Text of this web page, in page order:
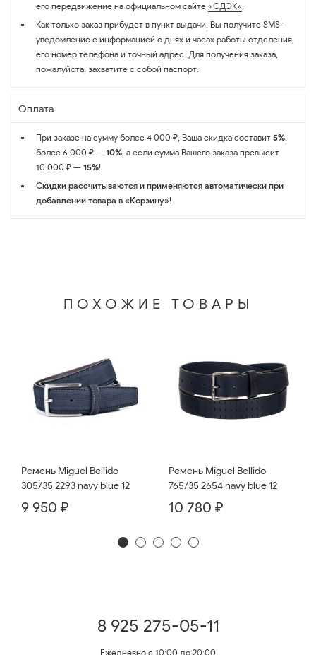
его передвижение на официальном сайте «СДЭК».
Как только заказ прибудет в пункт выдачи, Вы получите SMS-
уведомление с информацией о днях и часах работы отделения,
его номер телефона и точный адрес. Для получения заказа,
пожалуйста, захватите с собой паспорт.
Оплата
При заказе на сумму более 4 000 ₽, Ваша скидка составит 5%,
более 6 000 ₽ — 10%, а если сумма Вашего заказа превысит
10 000 ₽ — 15%!
Скидки рассчитываются и применяются автоматически при
добавлении товара в «Корзину»!
ПОХОЖИЕ ТОВАРЫ
Ремень Miguel Bellido
305/35 2293 navy blue 12
9 950 ₽
Ремень Miguel Bellido
765/35 2654 navy blue 12
10 780 ₽
8 925 275-05-11
Ежедневно с 10:00 до 20:00